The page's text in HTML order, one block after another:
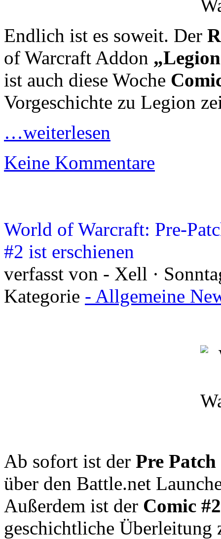
Endlich ist es soweit. Der
of Warcraft Addon
ist auch diese Woche
Vorgeschichte zu Legion
…weiterlesen
Keine Kommentare
World of Warcraft: Pre-
#2 ist erschienen
verfasst von - Xell ·
Kategorie - Allgemeine
Ab sofort ist der Pre Patch
über den Battle.net
Außerdem ist der Comic #2
geschichtliche Überleitung